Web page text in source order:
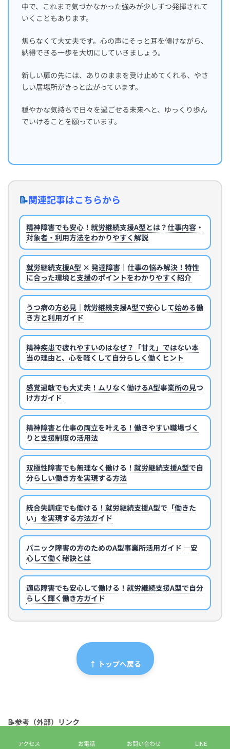
中で、これまで気づかなかった強みが少しずつ発揮されて
いくこともあります。
焦らなくて大丈夫です。心の声にそっと耳を傾けながら、
納得できる一歩を大切にしていきましょう。
新しい扉の先には、ありのままを受け止めてくれる、やさ
しい居場所がきっと広がっています。
穏やかな気持ちで日々を過ごせる未来へと、ゆっくり歩ん
でいけることを願っています。
📝関連記事はこちらから
精神障害でも安心！就労継続支援A型とは？仕事内容・
対象者・利用方法をわかりやすく解説
就労継続支援A型 × 発達障害｜仕事の悩み解決！特性
に合った環境と支援のポイントをわかりやすく紹介
うつ病の方必見｜就労継続支援A型で安心して始める働
き方と利用ガイド
精神疾患で疲れやすいのはなぜ？「甘え」ではない本
当の理由と、心を軽くして自分らしく働くヒント
感覚過敏でも大丈夫！ムリなく働けるA型事業所の見つ
け方ガイド
精神障害と仕事の両立を叶える！働きやすい職場づく
りと支援制度の活用法
双極性障害でも無理なく働ける！就労継続支援A型で自
分らしい働き方を実現する方法
統合失調症でも働ける！就労継続支援A型で「働きた
い」を実現する方法ガイド
パニック障害の方のためのA型事業所活用ガイド ―安
心して働く秘訣とは
適応障害でも安心して働ける！就労継続支援A型で自分
らしく輝く働き方ガイド
↑ トップへ戻る
📝参考（外部）リンク
【全国】就労継続支援事業所の一覧 | LITALICO仕事ナビ↗
アクセス お電話 お問い合わせ LINE